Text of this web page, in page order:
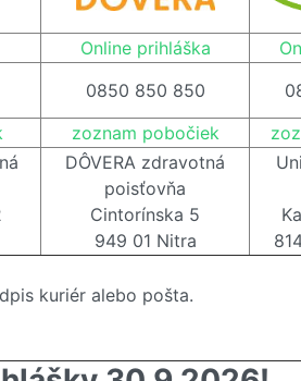
Online prihláška
0850 850 850
zoznam pobočiek
DÔVERA zdravotná
poisťovňa
Cintorínska 5
949 01 Nitra
kuriér alebo pošta.